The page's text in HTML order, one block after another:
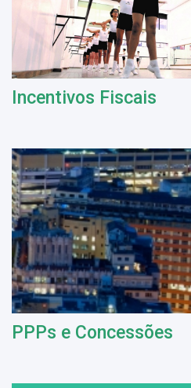
Incentivos Fiscais
PPPs e Concessões